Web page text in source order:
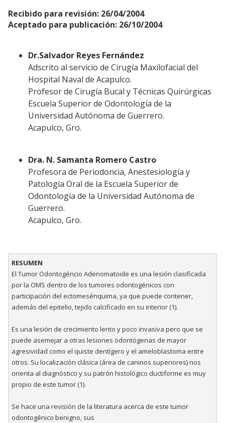
Recibido para revisión: 26/04/2004
Aceptado para publicación: 26/10/2004
Dr.Salvador Reyes Fernández
Adscrito al servicio de Cirugía Maxilofacial del
Hospital Naval de Acapulco.
Profesor de Cirugía Bucal y Técnicas Quirúrgicas
Escuela Superior de Odontología de la
Universidad Autónoma de Guerrero.
Acapulco, Gro.
Dra. N. Samanta Romero Castro
Profesora de Periodoncia, Anestesiología y
Patología Oral de la Escuela Superior de
Odontología de la Universidad Autónoma de
Guerrero.
Acapulco, Gro.
RESUMEN
El Tumor Odontogéncio Adenomatoide es una lesión clasificada
por la OMS dentro de los tumores odontogénicos con
participación del ectomesénquima, ya que puede contener,
además del epitelio, tejido calcificado en su interior (1).
Es una lesión de crecimiento lento y poco invasiva pero que se
puede asemejar a otras lesiones odontógenas de mayor
agresividad como el quiste dentígero y el ameloblastoma entre
otros. Su localización clásica (área de caninos superiores) nos
orienta al diagnóstico y su patrón histológico ductiforme es muy
propio de este tumor (1).
Se hace una revisión de la literatura acerca de este tumor
odontogénico benigno, sus